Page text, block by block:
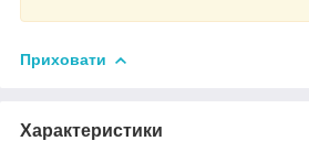
Приховати
Характеристики